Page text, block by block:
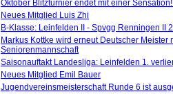
Oktober Blitzturnier endet mit einer
Neues Mitglied Luis Zhi
B-Klasse: Leinfelden II - Spvgg Renningen II
Markus Kottke wird erneut Deutscher Meister
Seniorenmannschaft
Saisonauftakt Landesliga: Leinfelden 1.
Neues Mitglied Emil Bauer
Jugendvereinsmeisterschaft Runde 6 ist